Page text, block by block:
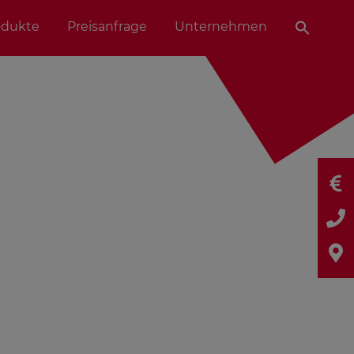
Preisanfrage Unternehmen